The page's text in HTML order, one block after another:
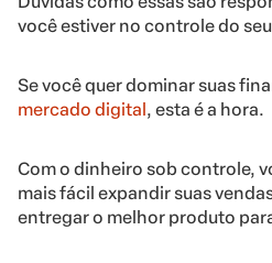
você estiver no controle do
Se você quer dominar suas
mercado digital , esta é a hora.
Com o dinheiro sob controle,
mais fácil expandir suas
entregar o melhor produto